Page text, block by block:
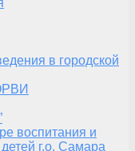
в городской
воспитания и
г.о. Самара